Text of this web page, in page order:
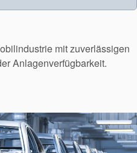
mit zuverlässigen
Anlagenverfügbarkeit.